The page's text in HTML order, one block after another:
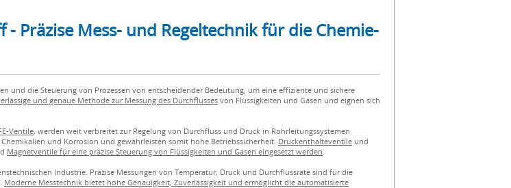
Präzise Mess- und Regeltechnik für die Chemie-
und die Steuerung von Prozessen von entscheidender Bedeutung, um eine effiziente und sichere
und genaue Methode zur Messung des Durchflussesvon Flüssigkeiten und Gasen und eignen sich
Ventile, werden weit verbreitet zur Regelung von Durchfluss und Druck in Rohrleitungssystemen
und Korrosion und gewährleisten somit hohe Betriebssicherheit. Druckenthalteventile und
Magnetventile für eine präzise Steuerung von Flüssigkeiten und Gasen eingesetzt werden.
Industrie. Präzise Messungen von Temperatur, Druck und Durchflussrate sind für die
Moderne Messtechnik bietet hohe Genauigkeit, Zuverlässigkeit und ermöglicht die automatisierte